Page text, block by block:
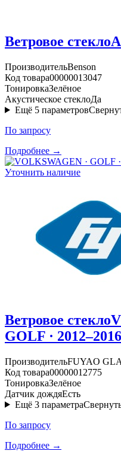
Ветровое стекло
ПроизводительBenson
Код товара00000013047
ТонировкаЗелёное
Акустическое стеклоДа
Ещё 5 параметров
По запросу
Подробнее →
Уточнить наличие
Ветровое стекло
GOLF · 2012–2016
ПроизводительFUYAO
Код товара00000012775
ТонировкаЗелёное
Датчик дождяЕсть
Ещё 3 параметра
По запросу
Подробнее →